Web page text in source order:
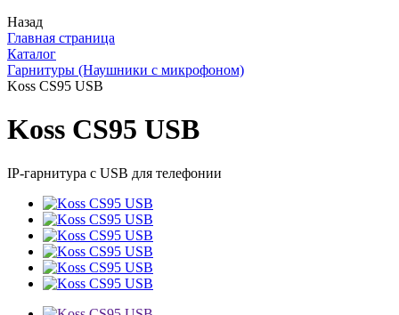
Назад
Главная страница
Каталог
Гарнитуры (Наушники с микрофоном)
Koss CS95 USB
Koss CS95 USB
IP-гарнитура с USB для телефонии